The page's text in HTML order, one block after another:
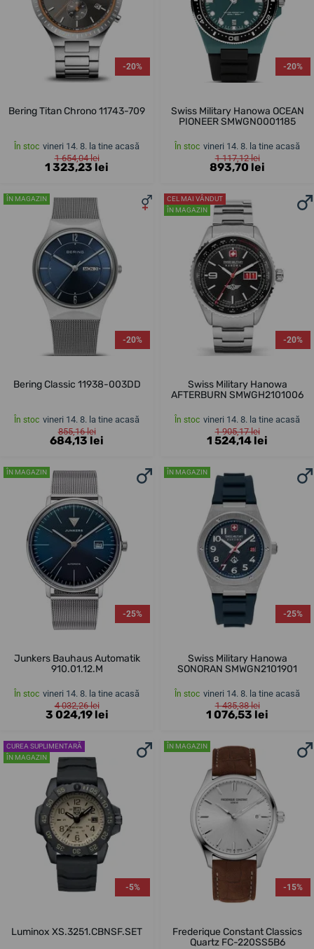
-20%
Bering Titan Chrono 11743-709
În stoc vineri 14. 8. la tine acasă
1 654,04 lei
1 323,23 lei
-20%
Swiss Military Hanowa OCEAN
PIONEER SMWGN0001185
În stoc vineri 14. 8. la tine acasă
1 117,12 lei
893,70 lei
ÎN MAGAZIN
-20%
Bering Classic 11938-003DD
În stoc vineri 14. 8. la tine acasă
855,16 lei
684,13 lei
CEL MAI VÂNDUT
ÎN MAGAZIN
-20%
Swiss Military Hanowa
AFTERBURN SMWGH2101006
În stoc vineri 14. 8. la tine acasă
1 905,17 lei
1 524,14 lei
ÎN MAGAZIN
-25%
Junkers Bauhaus Automatik
910.01.12.M
În stoc vineri 14. 8. la tine acasă
4 032,26 lei
3 024,19 lei
ÎN MAGAZIN
-25%
Swiss Military Hanowa
SONORAN SMWGN2101901
În stoc vineri 14. 8. la tine acasă
1 435,38 lei
1 076,53 lei
CUREA SUPLIMENTARĂ
ÎN MAGAZIN
-5%
Luminox XS.3251.CBNSF.SET
ÎN MAGAZIN
-15%
Frederique Constant Classics
Quartz FC-220SS5B6